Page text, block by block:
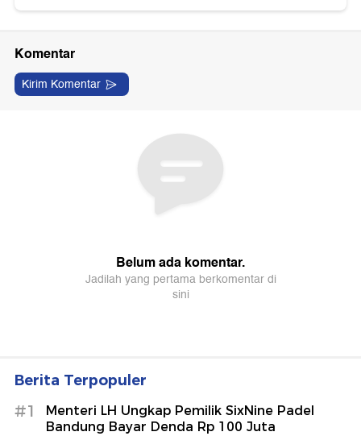
Berita Terpopuler
#1
Menteri LH Ungkap Pemilik SixNine Padel
Bandung Bayar Denda Rp 100 Juta